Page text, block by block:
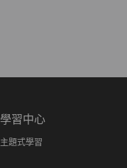
學習中心
主題式學習